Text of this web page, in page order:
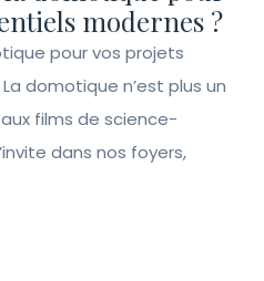
modernes ?
pour vos projets
domotique n’est plus un
films de science-
dans nos foyers,